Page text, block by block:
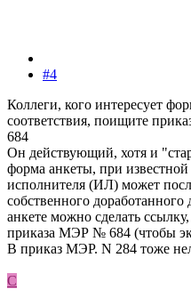
#4
Коллеги, кого интересует
соответствия, поищите
684
Он действующий, хотя и
форма анкеты, при известной
исполнителя (ИЛ) может
собственного
анкете можно сделать
приказа МЭР № 684 (чтобы
В приказ МЭР. N 284 тоже
С